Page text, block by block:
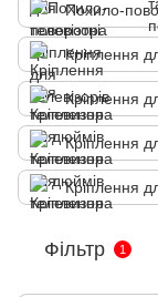
Похило-
Кріплення
Кріплення
Кріплення
Кріплення
Фільтр 1